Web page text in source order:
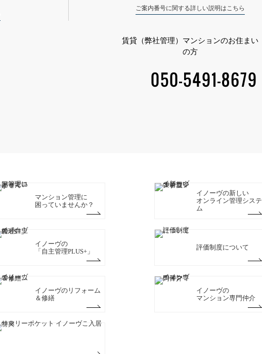
ご案内番号に関する詳しい説明はこちら
賃貸（弊社管理）マンションのお住まい
の方
050-5491-8679
マンション管理に
困っていませんか？
イノーヴの新しい
オンライン管理システ
ム
イノーヴの
「自主管理PLUS+」
評価制度について
イノーヴのリフォーム
＆修繕
イノーヴの
マンション専門仲介